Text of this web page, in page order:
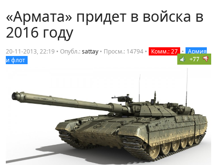
«Армата» придет в войска в
2016 году
20-11-2013, 22:19 • Опубл.:sattay • Просм.: 14794 • Комм.: 27 • Армия
и флот
+77